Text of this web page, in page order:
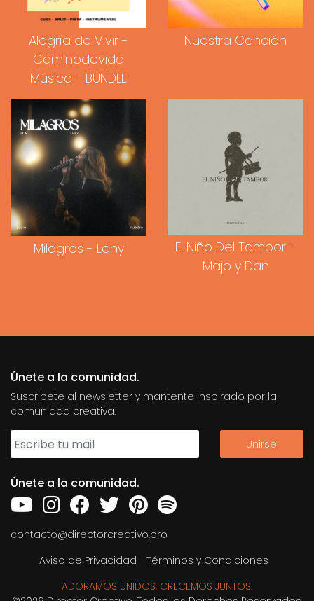
Alegría de Vivir -
Caminodevida
Música - BUNDLE
Nuestra Canción
Milagros - Leny
El Niño Del Tambor -
Majo y Dan
Únete a la comunidad.
Suscribete al newsletter y mantente inspirado por la
comunidad creativa.
Únete a la comunidad.
contacto@directorcreativo.pro
Aviso de Privacidad
Términos y Condiciones
ADORAMOS UNIDOS, CRECEMOS JUNTOS.